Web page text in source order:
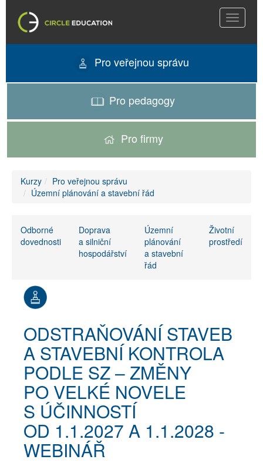
Toggle
Pro veřejnou správu
Pro pedagogy
Pro firmy
Kurzy
Pro veřejnou správu
Územní plánování a stavební řád
Odborné
dovednosti
Doprava
a silniční
hospodářství
Územní
plánování
a stavební
řád
Životní
prostředí
ODSTRAŇOVÁNÍ STAVEB
A STAVEBNÍ KONTROLA
PODLE SZ – ZMĚNY
PO VELKÉ NOVELE
S ÚČINNOSTÍ
OD 1.1.2027 A 1.1.2028 -
WEBINÁŘ